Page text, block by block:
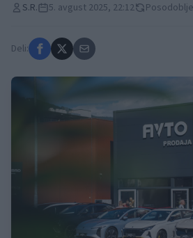
S.R. 5. avgust 2025, 22:12
Deli: